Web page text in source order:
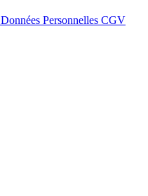
Données Personnelles CGV